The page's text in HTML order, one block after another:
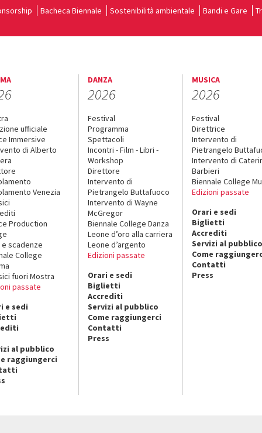
Bacheca Biennale Sostenibilità ambientale Bandi e Gare
ufficiale
Immersive
di Alberto
Venezia
Production
e scadenze
College
fuori Mostra
passate
e sedi
al pubblico
raggiungerci
DANZA
2026
Festival
Programma
Spettacoli
Incontri - Film - Libri -
Workshop
Direttore
Intervento di
Pietrangelo Buttafuoco
Intervento di Wayne
McGregor
Biennale College Danza
Leone d’oro alla carriera
Leone d’argento
Edizioni passate
Orari e sedi
Biglietti
Accrediti
Servizi al pubblico
Come raggiungerci
Contatti
Press
MUSICA
2026
Festival
Direttrice
Intervento di
Pietrangelo
Intervento di
Barbieri
Biennale College
Edizioni passate
Orari e sedi
Biglietti
Accrediti
Servizi al pubblico
Come
Contatti
Press